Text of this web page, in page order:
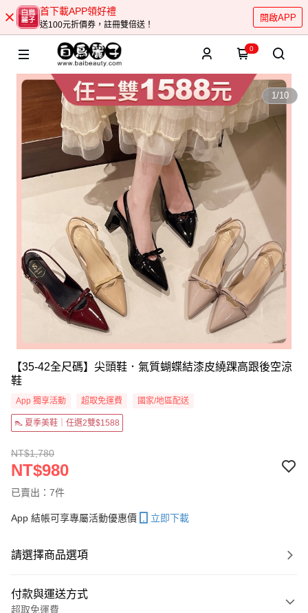
首下載APP領好禮
送100元折價券，註冊雙倍送！
開啟APP
0
1/10
【35-42全尺碼】尖頭鞋．氣質蝴蝶結漆皮繞踝高跟後空涼
鞋
App 獨享活動 超取免運費 國家/地區配送
👠 夏季美鞋｜任選2雙$1588
NT$1,780
NT$980
已賣出：7件
App 結帳可享專屬活動優惠價 立即下載
請選擇商品選項
付款與運送方式
超取免運費